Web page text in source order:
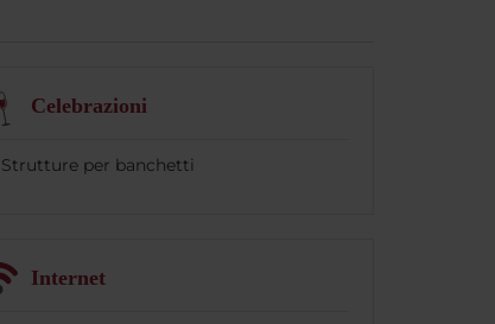
Celebrazioni
Strutture per banchetti
Internet